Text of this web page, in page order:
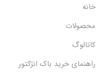
خانه
محصولات
کاتالوگ
راهنمای خرید باک انژکتور